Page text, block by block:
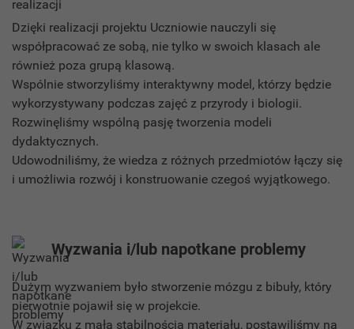
Dzięki realizacji projektu Uczniowie nauczyli się
współpracować ze sobą, nie tylko w swoich klasach ale
również poza grupą klasową.
Wspólnie stworzyliśmy interaktywny model, którzy będzie
wykorzystywany podczas zajęć z przyrody i biologii.
Rozwinęliśmy wspólną pasję tworzenia modeli
dydaktycznych.
Udowodniliśmy, że wiedza z różnych przedmiotów łączy się
i umożliwia rozwój i konstruowanie czegoś wyjątkowego.
Wyzwania i/lub napotkane problemy
Dużym wyzwaniem było stworzenie mózgu z bibuły, który
pierwotnie pojawił się w projekcie.
W związku z małą stabilnością materiału, postawiliśmy na